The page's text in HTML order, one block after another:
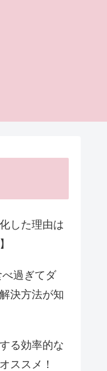
した理由は
過ぎてダ
決方法が知
る効率的な
ススメ！